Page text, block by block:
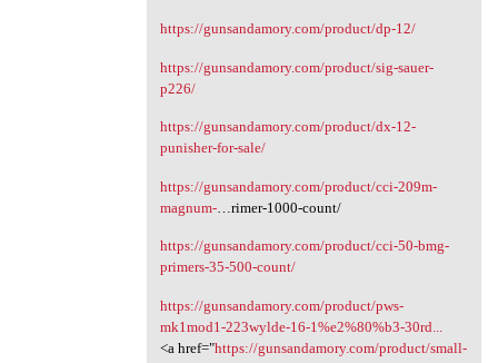
https://gunsandamory.com/product/dp-12/
https://gunsandamory.com/product/sig-sauer-
p226/
https://gunsandamory.com/product/dx-12-
punisher-for-sale/
https://gunsandamory.com/product/cci-209m-
magnum-…rimer-1000-count/
https://gunsandamory.com/product/cci-50-bmg-
primers-35-500-count/
https://gunsandamory.com/product/pws-
mk1mod1-223wylde-16-1%e2%80%b3-30rd...
<a href="https://gunsandamory.com/product/small-